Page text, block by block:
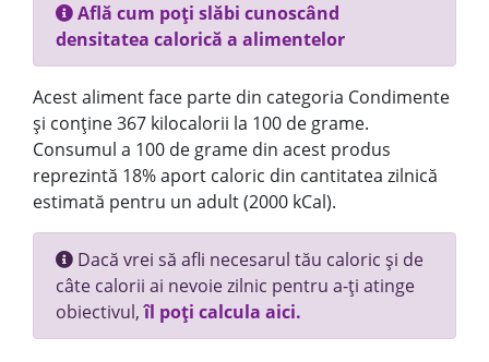
Află cum poți slăbi cunoscând
densitatea calorică a alimentelor
Acest aliment face parte din categoria Condimente
și conține 367 kilocalorii la 100 de grame.
Consumul a 100 de grame din acest produs
reprezintă 18% aport caloric din cantitatea zilnică
estimată pentru un adult (2000 kCal).
Dacă vrei să afli necesarul tău caloric și de
câte calorii ai nevoie zilnic pentru a-ți atinge
obiectivul,îl poți calcula aici.